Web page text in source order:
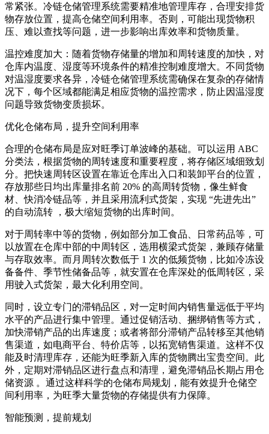
常紧张。冷链仓储管理系统需要精准地管理库存，合理安排货
物存放位置，提高仓储空间利用率。否则，可能出现货物积
压、难以查找等问题，进一步影响出库效率和货物质量。
温控难度加大：随着货物存储量的增加和周转速度的加快，对
仓库内温度、湿度等环境条件的精准控制难度增大。不同货物
对温湿度要求各异，冷链仓储管理系统需确保在复杂的存储情
况下，每个区域都能满足相应货物的温控需求，防止因温湿度
问题导致货物变质损坏。
优化仓储布局，提升空间利用率
合理的仓储布局是应对旺季订单波峰的基础。可以运用 ABC
分类法，根据货物的周转速度和重要程度，将存储区域细致划
分。把快速周转区设置在靠近仓库出入口和装卸平台的位置，
存放那些日均出库量排名前 20% 的高周转货物，像生鲜食
材、快消冷链品等，并且采用流利式货架，实现 “先进先出”
的自动流转 ，极大缩短货物的出库时间。
对于周转率中等的货物，例如部分加工食品、日常药品等，可
以放置在仓库中部的中周转区，选用横梁式货架，兼顾存储量
与存取效率。而月周转次数低于 1 次的低频货物，比如冷冻设
备备件、季节性储备品等，就安置在仓库深处的低周转区，采
用驶入式货架，最大化利用空间。
同时，设立专门的滞销品区，对一定时间内销售量远低于平均
水平的产品进行集中管理。通过促销活动、捆绑销售等方式，
加快滞销产品的出库速度；或者将部分滞销产品转移至其他销
售渠道，如电商平台、特价店等，以拓宽销售渠道。这样不仅
能及时清理库存，还能为旺季新入库的货物腾出宝贵空间。此
外，定期对滞销品区进行盘点和清理，避免滞销品长期占用仓
储资源 。通过这样科学的仓储布局规划，能有效提升仓储空
间利用率，为旺季大量货物的存储提供有力保障。
智能预测，提前规划